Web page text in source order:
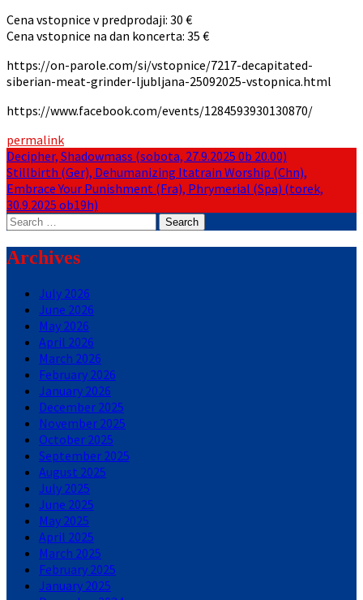
Cena vstopnice v predprodaji: 30 €
Cena vstopnice na dan koncerta: 35 €
https://on-parole.com/si/vstopnice/7217-decapitated-
siberian-meat-grinder-ljubljana-25092025-vstopnica.html
https://www.facebook.com/events/1284593930130870/
permalink
Post
navigation
Decipher, Shadowmass (sobota, 27.9.2025 0b 20.00)
Stillbirth (Ger), Dehumanizing Itatrain Worship (Chn),
Embrace Your Punishment (Fra), Phrymerial (Spa) (torek,
30.9.2025 ob19h)
Search
Archives
July 2026
June 2026
May 2026
April 2026
March 2026
February 2026
January 2026
December 2025
November 2025
October 2025
September 2025
August 2025
July 2025
June 2025
May 2025
April 2025
March 2025
February 2025
January 2025